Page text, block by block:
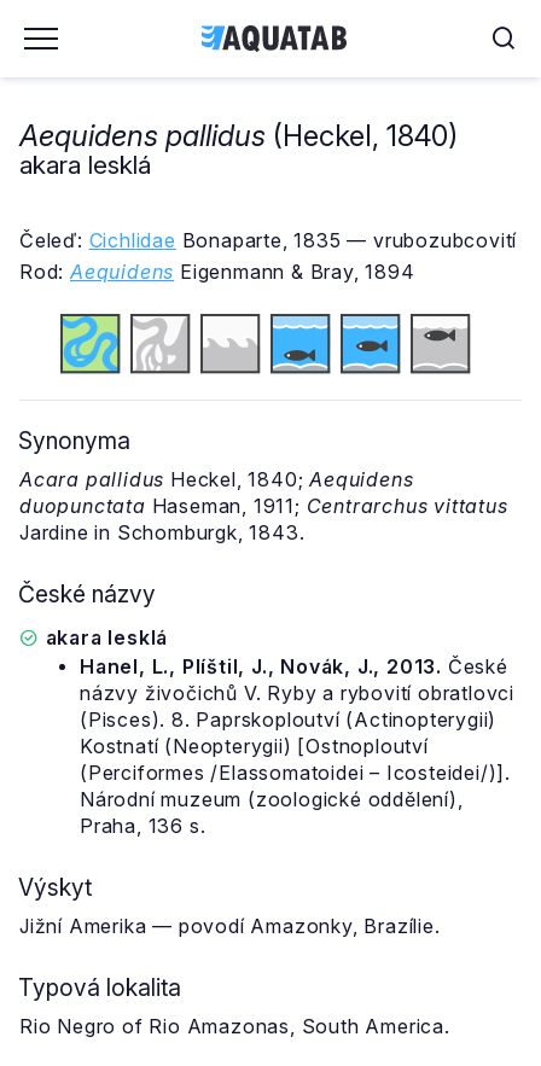
Aequidens pallidus (Heckel, 1840)
akara lesklá
Čeleď: Cichlidae Bonaparte, 1835 — vrubozubcovití
Rod: Aequidens Eigenmann & Bray, 1894
Synonyma
Acara pallidus Heckel, 1840;Aequidens
duopunctata Haseman, 1911; Centrarchus vittatus
Jardine in Schomburgk, 1843.
České názvy
akara lesklá
Hanel, L., Plíštil, J., Novák, J., 2013. České
názvy živočichů V. Ryby a rybovití obratlovci
(Pisces). 8. Paprskoploutví (Actinopterygii)
Kostnatí (Neopterygii) [Ostnoploutví
(Perciformes /Elassomatoidei – Icosteidei/)].
Národní muzeum (zoologické oddělení),
Praha, 136 s.
Výskyt
Jižní Amerika — povodí Amazonky, Brazílie.
Typová lokalita
Rio Negro of Rio Amazonas, South America.